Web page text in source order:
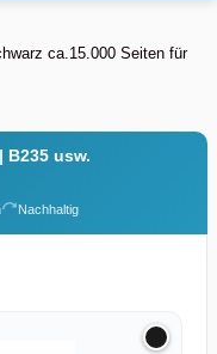
ca.15.000 Seiten für
B235 usw.
Nachhaltig